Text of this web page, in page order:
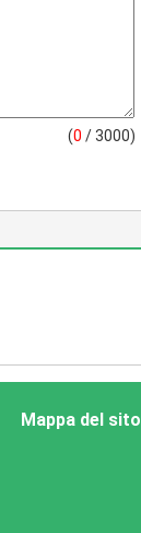
(0 / 3000)
Mappa del sito